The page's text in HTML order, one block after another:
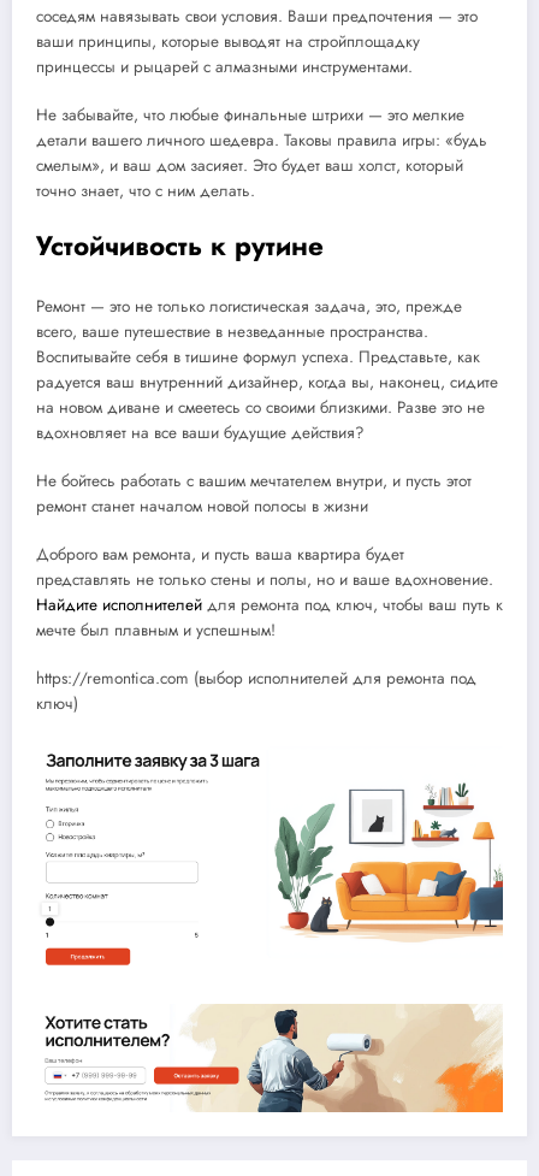
соседям навязывать свои условия. Ваши предпочтения — это
ваши принципы, которые выводят на стройплощадку
принцессы и рыцарей с алмазными инструментами.
Не забывайте, что любые финальные штрихи — это мелкие
детали вашего личного шедевра. Таковы правила игры: «будь
смелым», и ваш дом засияет. Это будет ваш холст, который
точно знает, что с ним делать.
Устойчивость к рутине
Ремонт — это не только логистическая задача, это, прежде
всего, ваше путешествие в незведанные пространства.
Воспитывайте себя в тишине формул успеха. Представьте, как
радуется ваш внутренний дизайнер, когда вы, наконец, сидите
на новом диване и смеетесь со своими близкими. Разве это не
вдохновляет на все ваши будущие действия?
Не бойтесь работать с вашим мечтателем внутри, и пусть этот
ремонт станет началом новой полосы в жизни
Доброго вам ремонта, и пусть ваша квартира будет
представлять не только стены и полы, но и ваше вдохновение.
Найдите исполнителей для ремонта под ключ, чтобы ваш путь к
мечте был плавным и успешным!
https://remontica.com (выбор исполнителей для ремонта под
ключ)